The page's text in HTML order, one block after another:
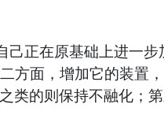
己正在原基础上进一
方面，增加它的装置
类的则保持不融化；